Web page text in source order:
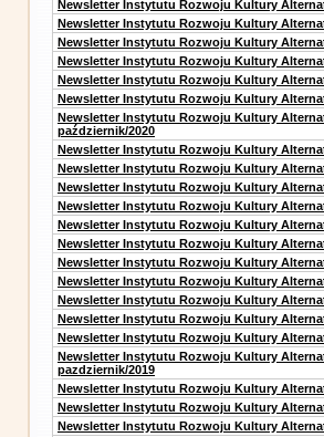
Newsletter Instytutu Rozwoju Kultury
Newsletter Instytutu Rozwoju Kultury
Newsletter Instytutu Rozwoju Kultury
Newsletter Instytutu Rozwoju Kultury
Newsletter Instytutu Rozwoju Kultury
Newsletter Instytutu Rozwoju Kultury
Newsletter Instytutu Rozwoju Kultury
październik/2020
Newsletter Instytutu Rozwoju Kultury
Newsletter Instytutu Rozwoju Kultury
Newsletter Instytutu Rozwoju Kultury
Newsletter Instytutu Rozwoju Kultury
Newsletter Instytutu Rozwoju Kultury
Newsletter Instytutu Rozwoju Kultury
Newsletter Instytutu Rozwoju Kultury
Newsletter Instytutu Rozwoju Kultury
Newsletter Instytutu Rozwoju Kultury
Newsletter Instytutu Rozwoju Kultury
Newsletter Instytutu Rozwoju Kultury
Newsletter Instytutu Rozwoju Kultury
pazdziernik/2019
Newsletter Instytutu Rozwoju Kultury
Newsletter Instytutu Rozwoju Kultury
Newsletter Instytutu Rozwoju Kultury